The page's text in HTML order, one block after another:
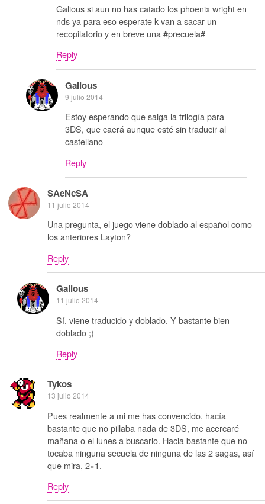
Galious si aun no has catado los phoenix wright en
nds ya para eso esperate k van a sacar un
recopilatorio y en breve una #precuela#
Reply
Galious
9 julio 2014
Estoy esperando que salga la trilogía para
3DS, que caerá aunque esté sin traducir al
castellano
Reply
SAeNcSA
11 julio 2014
Una pregunta, el juego viene doblado al español como
los anteriores Layton?
Reply
Galious
11 julio 2014
Sí, viene traducido y doblado. Y bastante bien
doblado ;)
Reply
Tykos
13 julio 2014
Pues realmente a mi me has convencido, hacía
bastante que no pillaba nada de 3DS, me acercaré
mañana o el lunes a buscarlo. Hacia bastante que no
tocaba ninguna secuela de ninguna de las 2 sagas, así
que mira, 2×1.
Reply